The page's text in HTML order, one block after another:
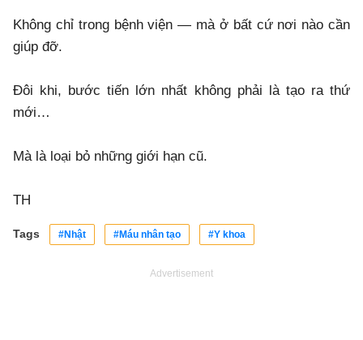
Không chỉ trong bệnh viện — mà ở bất cứ nơi nào cần
giúp đỡ.
Đôi khi, bước tiến lớn nhất không phải là tạo ra thứ
mới…
Mà là loại bỏ những giới hạn cũ.
TH
Tags #Nhật #Máu nhân tạo #Y khoa
Advertisement